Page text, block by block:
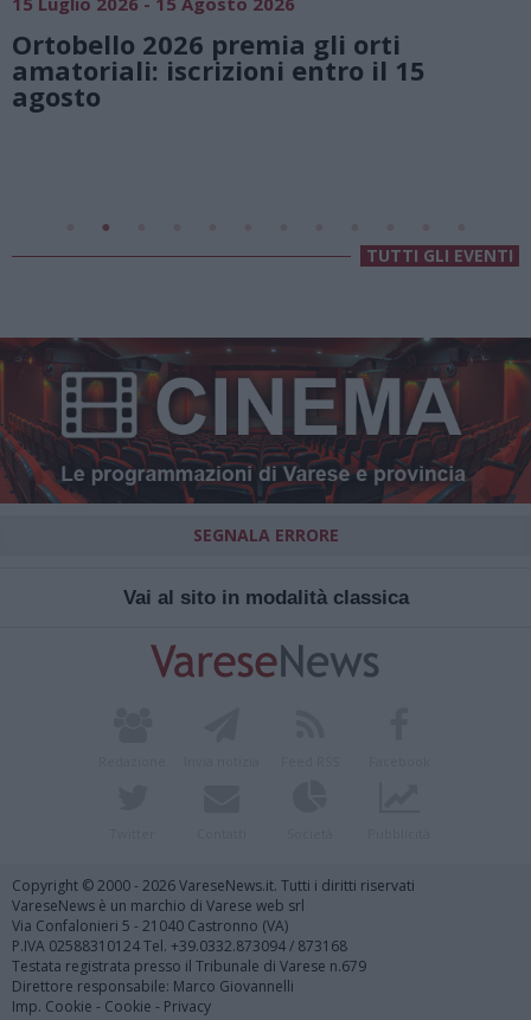
Vivi l’estate a Villa Fogazzaro Roi.
natura e atmosfere senza tempo
Lago di Lugano
Valsolda
TUTTI GLI EVENTI
SEGNALA ERRORE
Vai al sito in modalità classica
Copyright © 2000 - 2026 VareseNews.it. Tutti i diritti riservati
VareseNews è un marchio di Varese web srl
Via Confalonieri 5 - 21040 Castronno (VA)
P.IVA 02588310124 Tel. +39.0332.873094 / 873168
Testata registrata presso il Tribunale di Varese n.679
Direttore responsabile: Marco Giovannelli
Imp. Cookie - Cookie - Privacy